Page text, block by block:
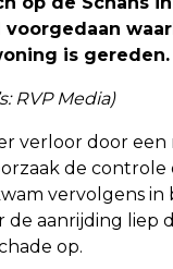
voorgedaan
is gereden.
RVP Media)
verloor door een
de controle
vervolgens in
de aanrijding liep
op.